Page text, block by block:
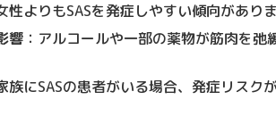
性よりもSASを発症しやすい傾向がありま
響 ：アルコールや一部の薬物が筋肉を
族にSASの患者がいる場合、発症リスク